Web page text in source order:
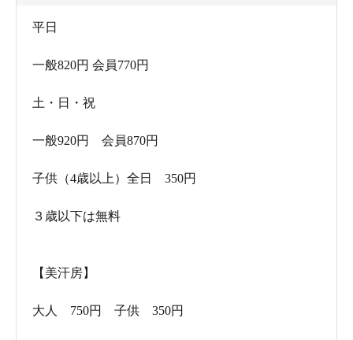
平日
一般820円 会員770円
土・日・祝
一般920円 会員870円
子供（4歳以上）全日 350円
３歳以下は無料
【美汗房】
大人 750円 子供 350円